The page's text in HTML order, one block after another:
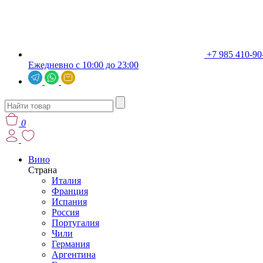
+7 985 410-
Ежедневно с 10:00 до 23:00
0
Вино
Страна
Италия
Франция
Испания
Россия
Португалия
Чили
Германия
Аргентина